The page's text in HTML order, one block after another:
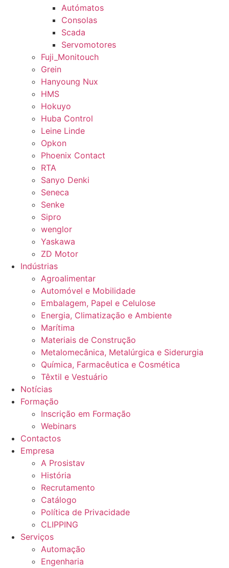
Autómatos
Consolas
Scada
Servomotores
Fuji_Monitouch
Grein
Hanyoung Nux
HMS
Hokuyo
Huba Control
Leine Linde
Opkon
Phoenix Contact
RTA
Sanyo Denki
Seneca
Senke
Sipro
wenglor
Yaskawa
ZD Motor
Indústrias
Agroalimentar
Automóvel e Mobilidade
Embalagem, Papel e Celulose
Energia, Climatização e Ambiente
Marítima
Materiais de Construção
Metalomecânica, Metalúrgica e Siderurgia
Química, Farmacêutica e Cosmética
Têxtil e Vestuário
Notícias
Formação
Inscrição em Formação
Webinars
Contactos
Empresa
A Prosistav
História
Recrutamento
Catálogo
Política de Privacidade
CLIPPING
Serviços
Automação
Engenharia